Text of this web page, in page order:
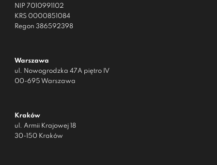
NIP 7010991102
KRS 0000851084
Regon 386592398
Warszawa
ul. Nowogrodzka 47A piętro IV
00-695 Warszawa
Kraków
ul. Armii Krajowej 18
30-150 Kraków